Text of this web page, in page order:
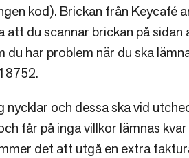
kod). Brickan från Keycafé
att du scannar brickan på
du har problem när du ska
nycklar och dessa ska vid
får på inga villkor lämnas
det att utgå en extra